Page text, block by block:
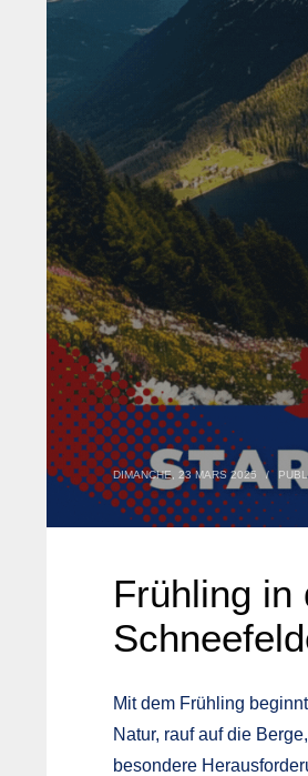
DIMANCHE, 23 MARS 2025 /
Frühling in
Mit dem Frühling
Natur, rauf auf die
besondere